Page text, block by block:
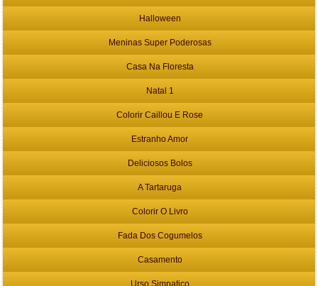
Halloween
Meninas Super Poderosas
Casa Na Floresta
Natal 1
Colorir Caillou E Rose
Estranho Amor
Deliciosos Bolos
A Tartaruga
Colorir O Livro
Fada Dos Cogumelos
Casamento
Urso Simpatico